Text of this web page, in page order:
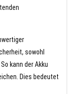
sowohl
kann der Akku
Dies bedeutet